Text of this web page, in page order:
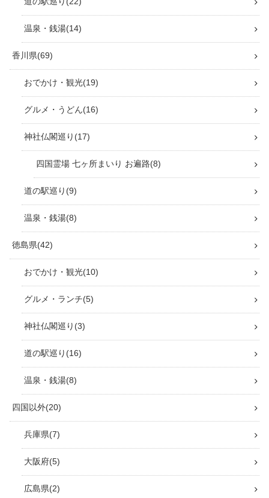
温泉・銭湯 14
香川県 69
おでかけ・観光 19
グルメ・うどん 16
神社仏閣巡り 17
四国霊場 七ヶ所まいり お遍路 8
道の駅巡り 9
温泉・銭湯 8
徳島県 42
おでかけ・観光 10
グルメ・ランチ 5
神社仏閣巡り 3
道の駅巡り 16
温泉・銭湯 8
四国以外 20
兵庫県 7
大阪府 5
広島県 2